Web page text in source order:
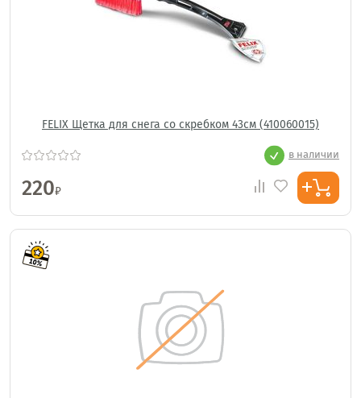
FELIX Щетка для снега со скребком 43см (410060015)
в наличии
220₽